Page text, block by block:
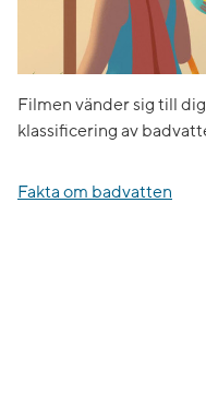
Filmen vänder sig till
klassificering av
Fakta om badvatten